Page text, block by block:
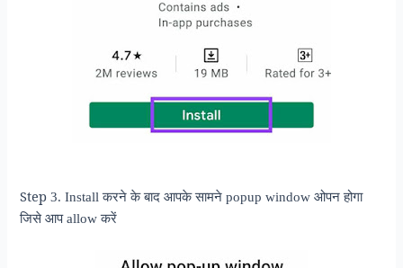
Step3. Install करने के बाद आपके सामने popup window ओपन होगा
जिसे आप allow करें